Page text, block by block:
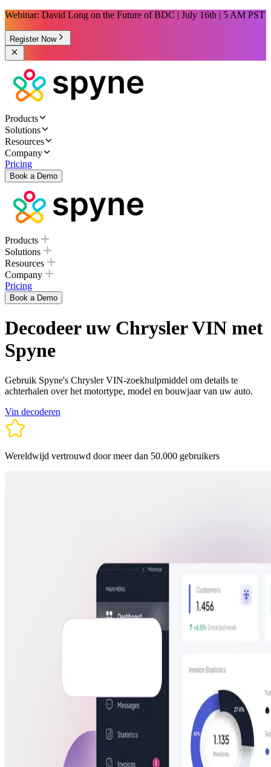
Webinar: David Long on the Future of BDC | July 16th | 5 AM PST
Register Now
Products
Solutions
Resources
Company
Pricing
Book a Demo
Products
Solutions
Resources
Company
Pricing
Book a Demo
Decodeer uw Chrysler VIN met
Spyne
Gebruik Spyne's Chrysler VIN-zoekhulpmiddel om details te
achterhalen over het motortype, model en bouwjaar van uw auto.
Vin decoderen
Wereldwijd vertrouwd door meer dan 50.000 gebruikers